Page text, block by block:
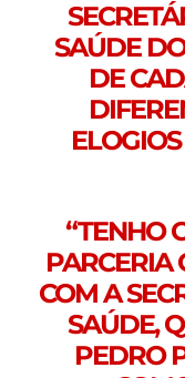
SAÚDE
DE
“TENHO
PARCERIA
COM A
SAÚDE,
PEDRO